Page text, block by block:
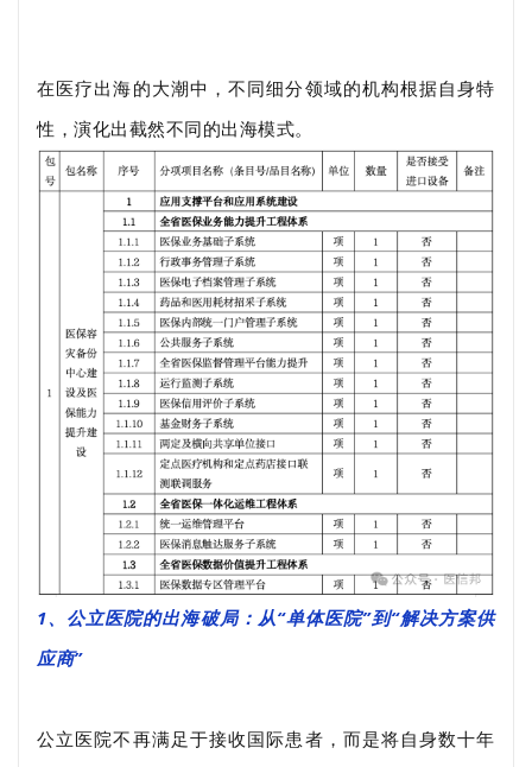
在医疗出海的大潮中，不同细分领域的机构根据自身特
性，演化出截然不同的出海模式。
1、公立医院的出海破局：从“单体医院”到“解决方案供
应商”
公立医院不再满足于接收国际患者，而是将自身数十年